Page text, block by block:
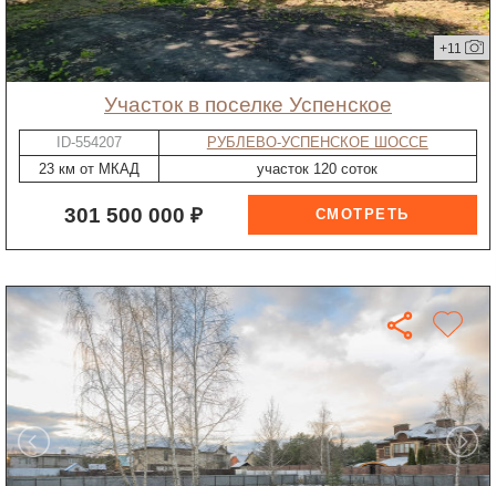
+11
участок в поселке Успенское
ID-554207
РУБЛЕВО-УСПЕНСКОЕ ШОССЕ
23 км от МКАД
участок 120 соток
301 500 000 ₽